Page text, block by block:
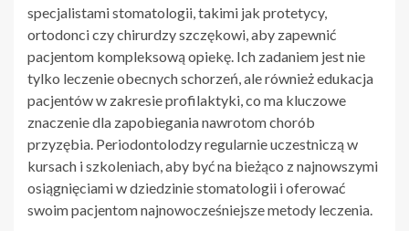
specjalistami stomatologii, takimi jak protetycy,
ortodonci czy chirurdzy szczękowi, aby zapewnić
pacjentom kompleksową opiekę. Ich zadaniem jest nie
tylko leczenie obecnych schorzeń, ale również edukacja
pacjentów w zakresie profilaktyki, co ma kluczowe
znaczenie dla zapobiegania nawrotom chorób
przyzębia. Periodontolodzy regularnie uczestniczą w
kursach i szkoleniach, aby być na bieżąco z najnowszymi
osiągnięciami w dziedzinie stomatologii i oferować
swoim pacjentom najnowocześniejsze metody leczenia.